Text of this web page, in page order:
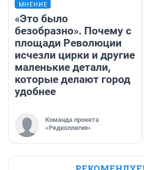
МНЕНИЕ
«Это было
безобразно». Почему с
площади Революции
исчезли цирки и другие
маленькие детали,
которые делают город
удобнее
Команда проекта
«Редколлегия»